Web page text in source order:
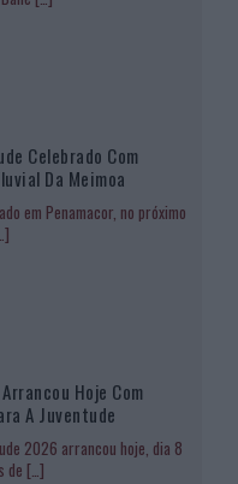
Celebrado Com
Da Meimoa
em Penamacor, no próximo
Hoje Com
A Juventude
2026 arrancou hoje, dia 8
de […]